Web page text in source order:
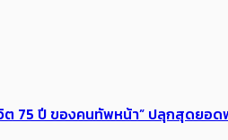
ต 75 ปี ของคนทัพหน้า” ปลุกสุดย